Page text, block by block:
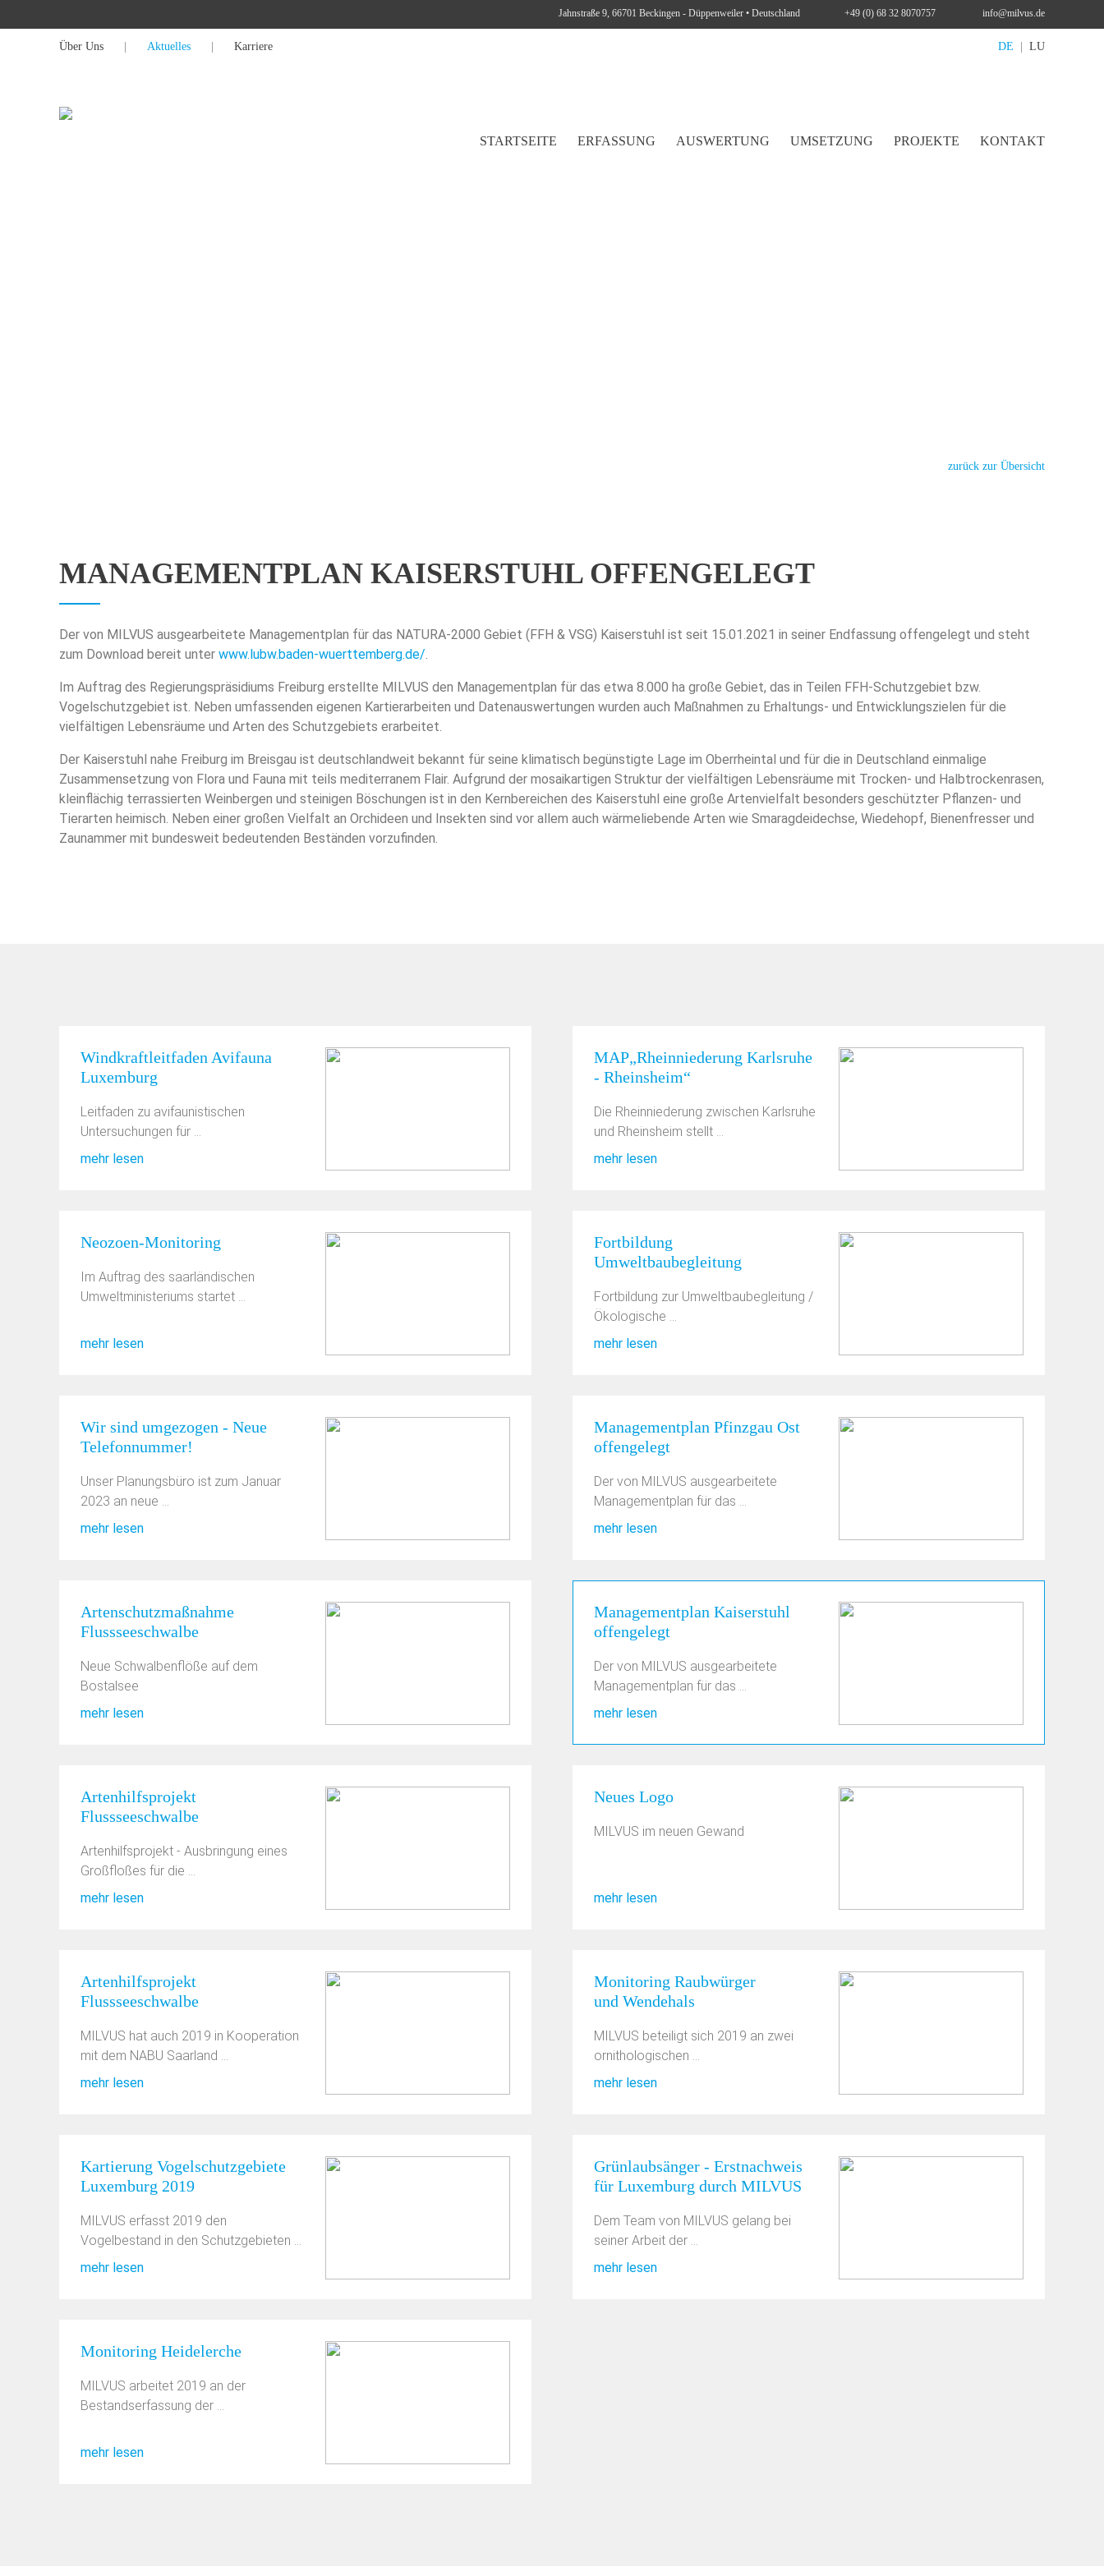
info@milvus.de
+49 (0) 68 32 8070757
Jahnstraße 9, 66701 Beckingen - Düppenweiler • Deutschland
Über Uns Aktuelles Karriere DE LU
KONTAKT
PROJEKTE
UMSETZUNG
AUSWERTUNG
ERFASSUNG
STARTSEITE
zurück zur Übersicht
MANAGEMENTPLAN KAISERSTUHL OFFENGELEGT
Der von MILVUS ausgearbeitete Managementplan für das NATURA-2000 Gebiet (FFH & VSG) Kaiserstuhl ist seit 15.01.2021 in seiner Endfassung offengelegt und steht
zum Download bereit unter www.lubw.baden-wuerttemberg.de/.
Im Auftrag des Regierungspräsidiums Freiburg erstellte MILVUS den Managementplan für das etwa 8.000 ha große Gebiet, das in Teilen FFH-Schutzgebiet bzw.
Vogelschutzgebiet ist. Neben umfassenden eigenen Kartierarbeiten und Datenauswertungen wurden auch Maßnahmen zu Erhaltungs- und Entwicklungszielen für die
vielfältigen Lebensräume und Arten des Schutzgebiets erarbeitet.
Der Kaiserstuhl nahe Freiburg im Breisgau ist deutschlandweit bekannt für seine klimatisch begünstigte Lage im Oberrheintal und für die in Deutschland einmalige
Zusammensetzung von Flora und Fauna mit teils mediterranem Flair. Aufgrund der mosaikartigen Struktur der vielfältigen Lebensräume mit Trocken- und Halbtrockenrasen,
kleinflächig terrassierten Weinbergen und steinigen Böschungen ist in den Kernbereichen des Kaiserstuhl eine große Artenvielfalt besonders geschützter Pflanzen- und
Tierarten heimisch. Neben einer großen Vielfalt an Orchideen und Insekten sind vor allem auch wärmeliebende Arten wie Smaragdeidechse, Wiedehopf, Bienenfresser und
Zaunammer mit bundesweit bedeutenden Beständen vorzufinden.
Windkraftleitfaden Avifauna
Luxemburg
Leitfaden zu avifaunistischen
Untersuchungen für ...
mehr lesen
MAP„Rheinniederung Karlsruhe
- Rheinsheim“
Die Rheinniederung zwischen Karlsruhe
und Rheinsheim stellt ...
mehr lesen
Neozoen-Monitoring
Im Auftrag des saarländischen
Umweltministeriums startet ...
mehr lesen
Fortbildung
Umweltbaubegleitung
Fortbildung zur Umweltbaubegleitung /
Ökologische ...
mehr lesen
Wir sind umgezogen - Neue
Telefonnummer!
Unser Planungsbüro ist zum Januar
2023 an neue ...
mehr lesen
Managementplan Pfinzgau Ost
offengelegt
Der von MILVUS ausgearbeitete
Managementplan für das ...
mehr lesen
Artenschutzmaßnahme
Flussseeschwalbe
Neue Schwalbenflöße auf dem
Bostalsee
mehr lesen
Managementplan Kaiserstuhl
offengelegt
Der von MILVUS ausgearbeitete
Managementplan für das ...
mehr lesen
Artenhilfsprojekt
Flussseeschwalbe
Artenhilfsprojekt - Ausbringung eines
Großfloßes für die ...
mehr lesen
Neues Logo
MILVUS im neuen Gewand
mehr lesen
Artenhilfsprojekt
Flussseeschwalbe
MILVUS hat auch 2019 in Kooperation
mit dem NABU Saarland ...
mehr lesen
Monitoring Raubwürger
und Wendehals
MILVUS beteiligt sich 2019 an zwei
ornithologischen ...
mehr lesen
Kartierung Vogelschutzgebiete
Luxemburg 2019
MILVUS erfasst 2019 den
Vogelbestand in den Schutzgebieten ...
mehr lesen
Grünlaubsänger - Erstnachweis
für Luxemburg durch MILVUS
Dem Team von MILVUS gelang bei
seiner Arbeit der ...
mehr lesen
Monitoring Heidelerche
MILVUS arbeitet 2019 an der
Bestandserfassung der ...
mehr lesen